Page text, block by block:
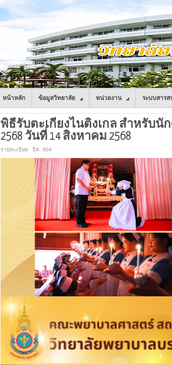
หน้าหลัก ข้อมูลวิทยาลัย หน่วยงาน ระบบสารส
พิธีรับตะเกียงไนติงเกล สำหรับ
2568 วันที่ 14 สิงหาคม 2568
รายละเอียด ฮิต: 464